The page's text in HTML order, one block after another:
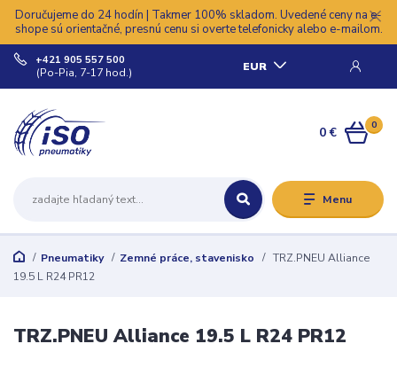
Doručujeme do 24 hodín | Takmer 100% skladom. Uvedené ceny na e-
shope sú orientačné, presnú cenu si overte telefonicky alebo e-mailom.
Menu
EUR
+421 905 557 500
(Po-Pia, 7-17 hod.)
0
0 €
Pneumatiky Zemné práce, stavenisko
TRZ.PNEU Alliance
19.5 L R24 PR12
TRZ.PNEU Alliance 19.5 L R24 PR12